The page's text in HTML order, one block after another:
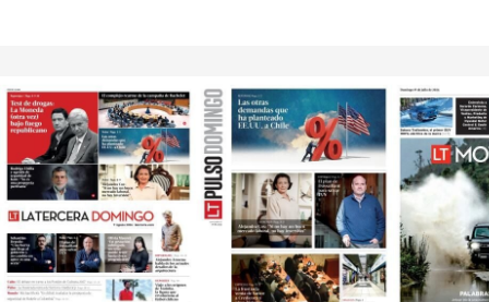
Opens in new window Opens in